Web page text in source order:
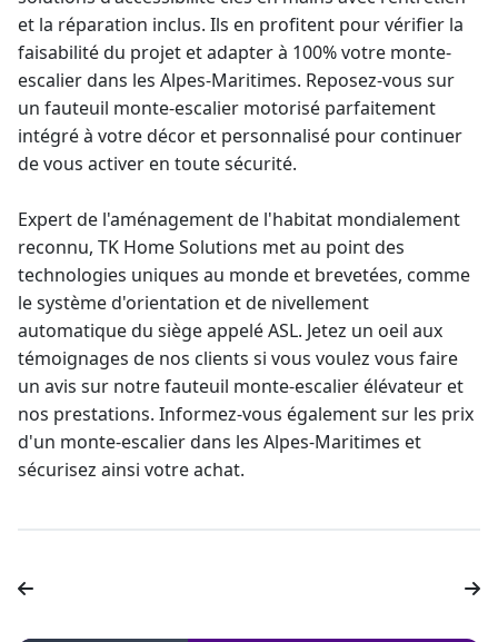
et la réparation inclus. Ils en profitent pour vérifier la
faisabilité du projet et adapter à 100% votre monte-
escalierdans les Alpes-Maritimes. Reposez-vous sur
un fauteuil monte-escalier motorisé parfaitement
intégré à votre décor et personnalisé pour continuer
de vous activer en toute sécurité.
Expert de l'aménagement de l'habitat mondialement
reconnu, TK Home Solutions met au point des
technologies uniques au monde et brevetées, comme
le système d'orientation et de nivellement
automatique du siège appelé ASL. Jetez un oeil aux
témoignages de nos clients si vous voulez vous faire
un avis sur notre fauteuil monte-escalier élévateur et
nos prestations. Informez-vous également sur les prix
d'un monte-escalier dans les Alpes-Maritimes et
sécurisez ainsi votre achat.